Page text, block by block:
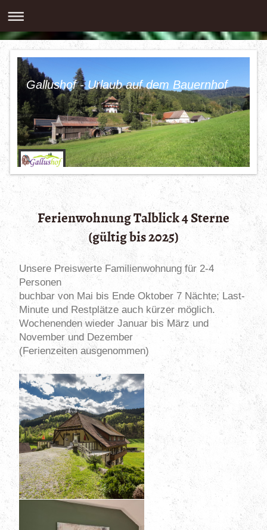
Gallushof - Urlaub auf dem Bauernhof
Ferienwohnung Talblick 4 Sterne
(gültig bis 2025)
Unsere Preiswerte Familienwohnung für 2-4
Personen
buchbar von Mai bis Ende Oktober 7 Nächte; Last-
Minute und Restplätze auch kürzer möglich.
Wochenenden wieder Januar bis März und
November und Dezember
(Ferienzeiten ausgenommen)